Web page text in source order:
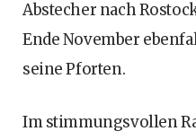
Abstecher nach
Ende November
seine Pforten.
Im stimmungsvollen